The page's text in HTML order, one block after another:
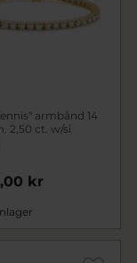
armbånd 14
2,50 ct. w/si
kr